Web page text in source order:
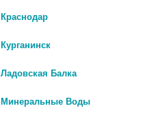
Краснодар
Курганинск
Ладовская Балка
Минеральные Воды